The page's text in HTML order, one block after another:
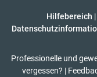
Hilfebereich |
Professionelle und
vergessen? |